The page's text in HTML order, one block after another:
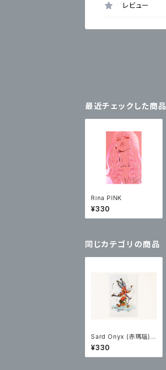
レビュー
最近チェックした商品
Rina PINK
¥330
同じカテゴリの商品
Sard Onyx (赤瑪瑙)×
Sプリズムポストカード
¥330